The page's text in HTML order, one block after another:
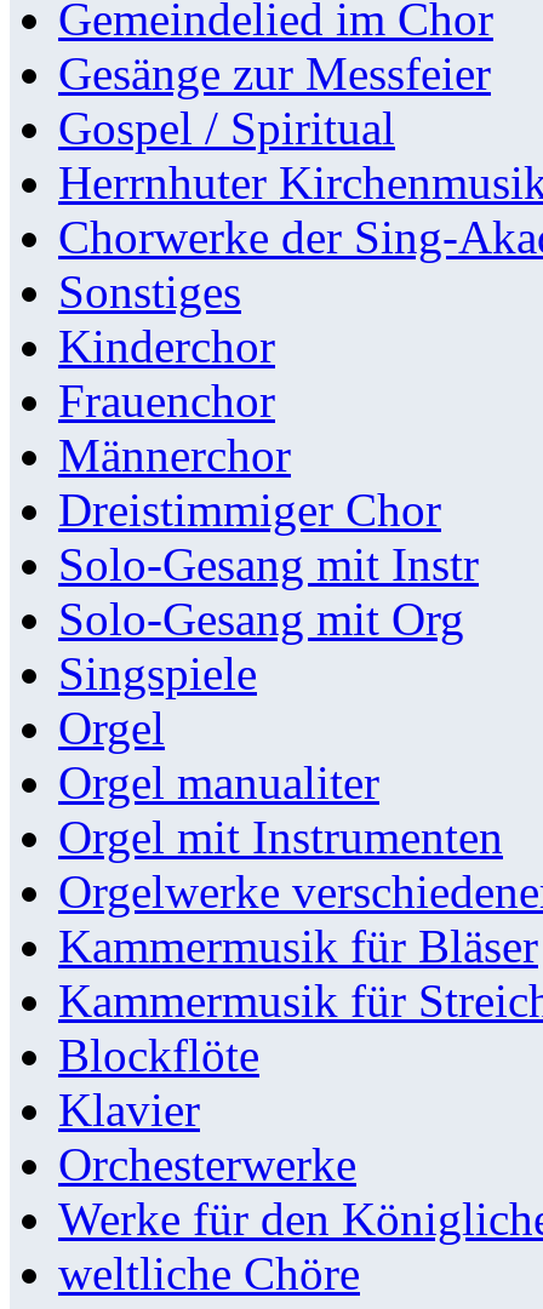
Gemeindelied im Chor
Gesänge zur Messfeier
Gospel / Spiritual
Herrnhuter
Chorwerke der Sing-
Sonstiges
Kinderchor
Frauenchor
Männerchor
Dreistimmiger Chor
Solo-Gesang mit Instr
Solo-Gesang mit Org
Singspiele
Orgel
Orgel manualiter
Orgel mit Instrumenten
Orgelwerke
Kammermusik für Bläser
Kammermusik für
Blockflöte
Klavier
Orchesterwerke
Werke für den
weltliche Chöre